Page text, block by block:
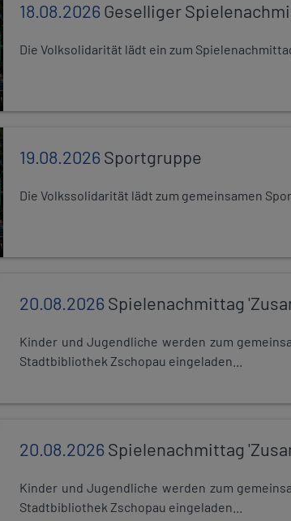
18.08.2026Geselliger
Die Volksolidarität lädt ein zum
19.08.2026Sportgruppe
Die Volkssolidarität lädt zum gemeinsamen
20.08.2026Spielenachmittag
Kinder und Jugendliche werden zum
Stadtbibliothek Zschopau eingeladen...
20.08.2026Spielenachmittag
Kinder und Jugendliche werden zum
Stadtbibliothek Zschopau eingeladen...